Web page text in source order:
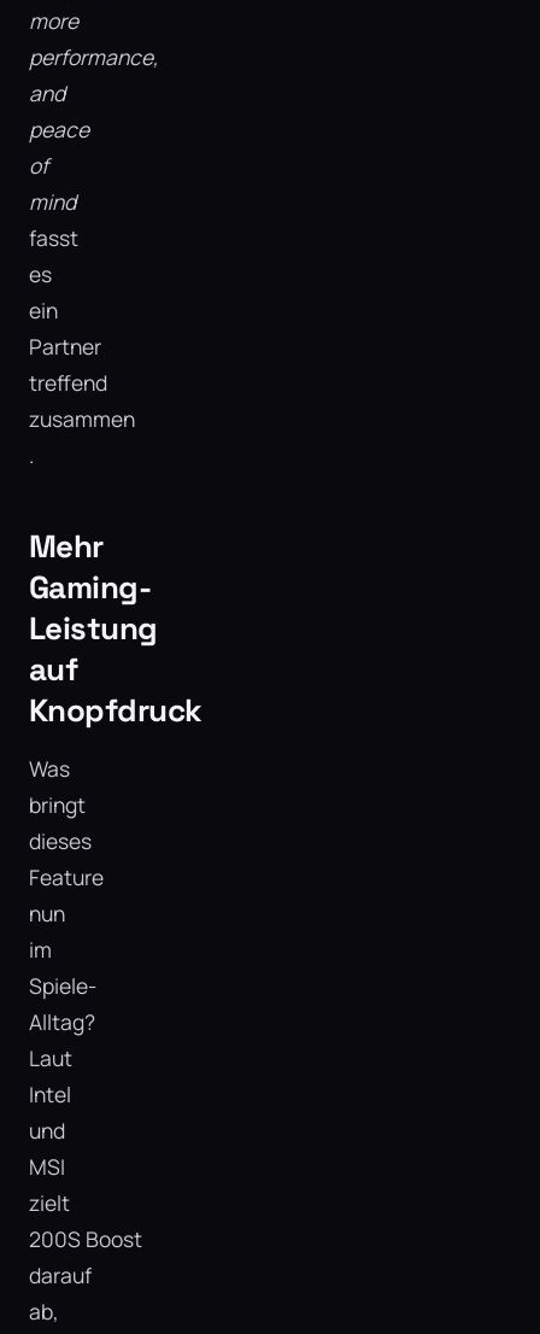
more
performance,
and
peace
of
mind
fasst
es
ein
Partner
treffend
zusammen​
.
Mehr
Gaming-
Leistung
auf
Knopfdruck
Was
bringt
dieses
Feature
nun
im
Spiele-
Alltag?
Laut
Intel
und
MSI
zielt
200S Boost
darauf
ab,